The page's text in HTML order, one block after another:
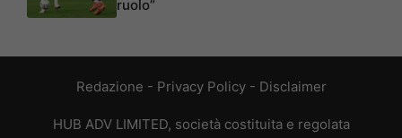
ruolo”
Redazione - Privacy Policy- Disclaimer
HUB ADV LIMITED, società costituita e regolata